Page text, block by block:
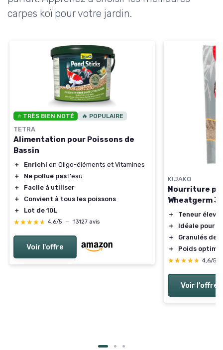
carpes koï pour votre jardin.
⭐ TRÈS BIEN NOTÉ 🔥 POPULAIRE
TETRA
Alimentation pour Poissons de
Bassin
＋ Enrichi en Oligo-éléments et Vitamines
＋
Ne pollue pas l'eau
＋
Facile à utiliser
＋
Convient à tous les poissons
＋
Lot de 10L
★★★★★
★★★★★ 4,6/5 — 13127 avis
Voir l'offre
KIJAKO
Nourriture
Wheatgerm 3
＋
Teneur
＋
Idéale pour
＋
Granulés de
＋
Poids
★★★★★
★★★★★ 4,6/5
Voir l'offre